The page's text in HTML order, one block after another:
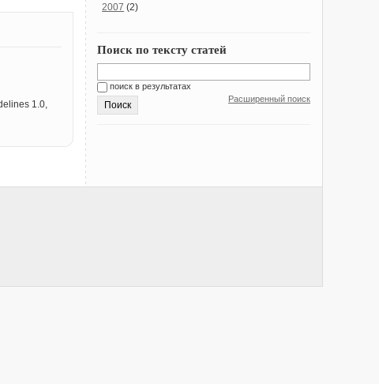
1.0,
2007 (2)
Поиск по тексту статей
поиск в результатах
Расширенный поиск